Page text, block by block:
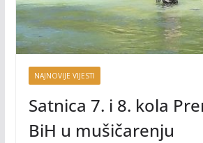
NAJNOVIJE VIJESTI
Satnica 7. i 8. kola
BiH u mušičarenju